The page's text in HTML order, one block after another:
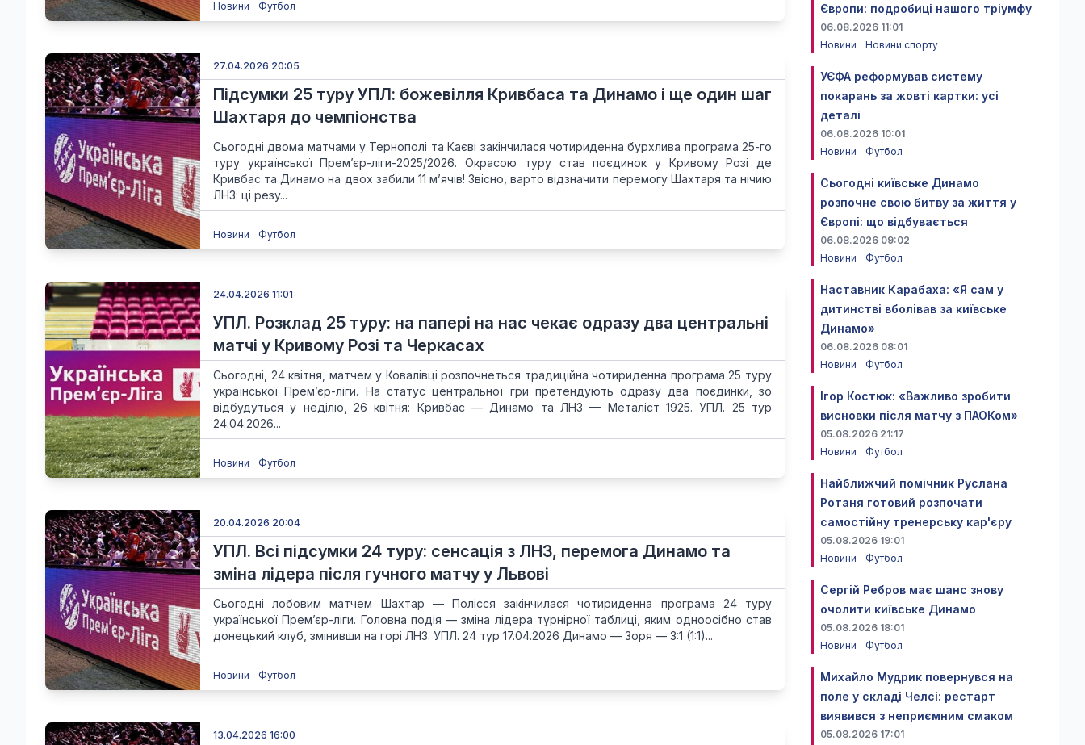
Новини Футбол
27.04.2026 20:05
Підсумки 25 туру УПЛ: божевілля Кривбаса та Динамо і ще один шаг
Шахтаря до чемпіонства
Сьогодні двома матчами у Тернополі та Каєві закінчилася чотириденна бурхлива програма 25-го
туру української Прем’єр-ліги-2025/2026. Окрасою туру став поєдинок у Кривому Розі де
Кривбас та Динамо на двох забили 11 м’ячів! Звісно, варто відзначити перемогу Шахтаря та нічию
ЛНЗ: ці резу...
Новини Футбол
24.04.2026 11:01
УПЛ. Розклад 25 туру: на папері на нас чекає одразу два центральні
матчі у Кривому Розі та Черкасах
Сьогодні, 24 квітня, матчем у Ковалівці розпочнеться традиційна чотириденна програма 25 туру
української Прем’єр-ліги. На статус центральної гри претендують одразу два поєдинки, зо
відбудуться у неділю, 26 квітня: Кривбас — Динамо та ЛНЗ — Металіст 1925. УПЛ. 25 тур
24.04.2026...
Новини Футбол
20.04.2026 20:04
УПЛ. Всі підсумки 24 туру: сенсація з ЛНЗ, перемога Динамо та
зміна лідера після гучного матчу у Львові
Сьогодні лобовим матчем Шахтар — Полісся закінчилася чотириденна програма 24 туру
української Прем’єр-ліги. Головна подія — зміна лідера турнірної таблиці, яким одноосібно став
донецький клуб, змінивши на горі ЛНЗ. УПЛ. 24 тур 17.04.2026 Динамо — Зоря — 3:1 (1:1)...
Новини Футбол
13.04.2026 16:00
Європи: подробиці нашого тріумфу
06.08.2026 11:01
Новини
Новини спорту
УЄФА реформував систему
покарань за жовті картки: усі
деталі
06.08.2026 10:01
Новини
Футбол
Сьогодні київське Динамо
розпочне свою битву за життя у
Європі: що відбувається
06.08.2026 09:02
Новини
Футбол
Наставник Карабаха: «Я сам у
дитинстві вболівав за київське
Динамо»
06.08.2026 08:01
Новини
Футбол
Ігор Костюк: «Важливо зробити
висновки після матчу з ПАОКом»
05.08.2026 21:17
Новини
Футбол
Найближчий помічник Руслана
Ротаня готовий розпочати
самостійну тренерську кар'єру
05.08.2026 19:01
Новини
Футбол
Сергій Ребров має шанс знову
очолити київське Динамо
05.08.2026 18:01
Новини
Футбол
Михайло Мудрик повернувся на
поле у складі Челсі: рестарт
виявився з неприємним смаком
05.08.2026 17:01